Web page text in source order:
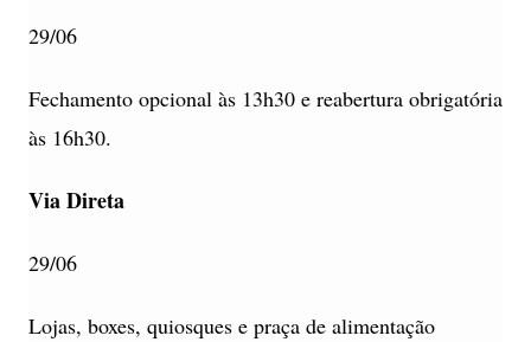
29/06
Fechamento opcional às 13h30 e reabertura obrigatória
às 16h30.
Via Direta
29/06
Lojas, boxes, quiosques e praça de alimentação